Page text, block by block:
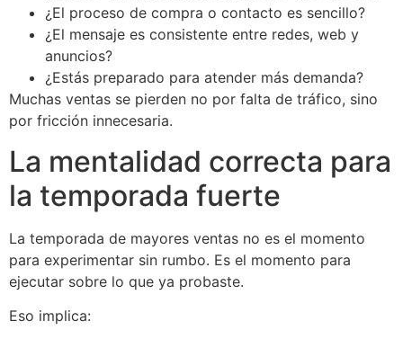
¿El proceso de compra o contacto es sencillo?
¿El mensaje es consistente entre redes, web y
anuncios?
¿Estás preparado para atender más demanda?
Muchas ventas se pierden no por falta de tráfico, sino
por fricción innecesaria.
La mentalidad correcta para
la temporada fuerte
La temporada de mayores ventas no es el momento
para experimentar sin rumbo. Es el momento para
ejecutar sobre lo que ya probaste.
Eso implica: